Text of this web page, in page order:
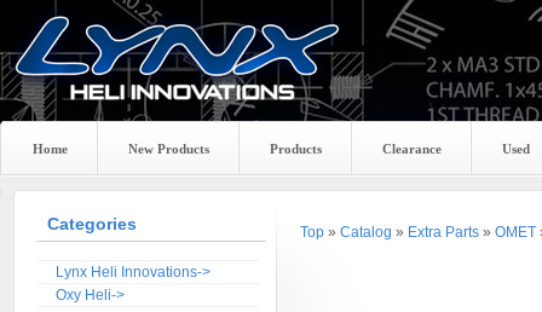
Home New Products Products Clearance Used
Top» Catalog » Extra Parts» OMET
Categories
Lynx Heli Innovations->
Oxy Heli->